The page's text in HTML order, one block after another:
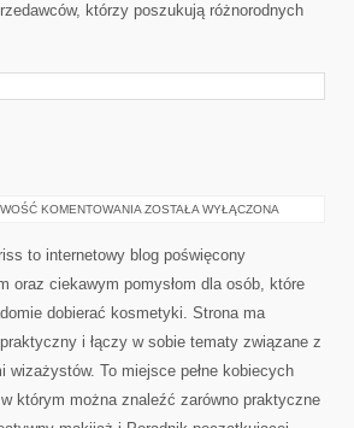
którzy poszukują różnorodnych
KOMENTOWANIA MAKIJAŻ
ZOSTAŁA WYŁĄCZONA
to internetowy blog poświęcony
oraz ciekawym pomysłom dla osób, które
dobierać kosmetyki. Strona ma
i łączy w sobie tematy związane z
wizażystów. To miejsce pełne kobiecych
którym można znaleźć zarówno praktyczne